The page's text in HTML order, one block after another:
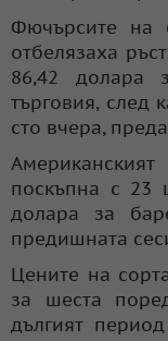
Фючърсите на
отбелязаха
86,42 долара
търговия, след
сто вчера,
поскъпна с 23
долара за
предишната
Цените на
за шеста
дългият